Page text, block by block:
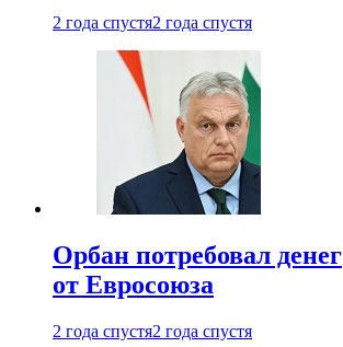
2 года спустя2 года спустя
Орбан потребовал денег
от Евросоюза
2 года спустя2 года спустя